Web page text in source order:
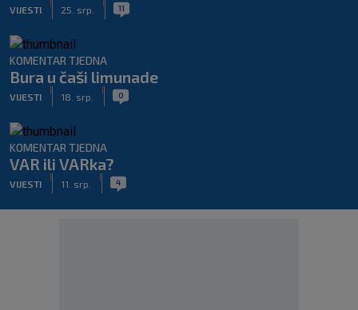
VIJESTI 25. srp. 11
KOMENTAR TJEDNA
Bura u čaši limunade
VIJESTI 18. srp. 0
KOMENTAR TJEDNA
VAR ili VARka?
VIJESTI 11. srp. 4